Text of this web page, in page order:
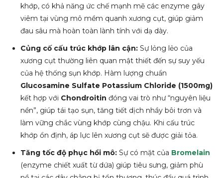
khớp, có khả năng ức chế mạnh mẽ các enzyme gây
viêm tại vùng mô mềm quanh xương cụt, giúp giảm
đau sâu mà hoàn toàn lành tính với dạ dày.
Củng cố cấu trúc khớp lân cận: Sự lỏng lẻo của
xương cụt thường liên quan mật thiết đến sự suy yếu
của hệ thống sụn khớp. Hàm lượng chuẩn
Glucosamine Sulfate Potassium Chloride (1500mg)
kết hợp với Chondroitin đóng vai trò như “nguyên liệu
nền”, giúp tái tạo sụn, tăng tiết dịch nhầy bôi trơn và
làm vững chắc vùng khớp cùng chậu. Khi cấu trúc
khớp ổn định, áp lực lên xương cụt sẽ được giải tỏa.
Tăng tốc độ phục hồi mô: Sự có mặt của Bromelain
(enzyme chiết xuất từ dứa) giúp tiêu sưng, giảm phù